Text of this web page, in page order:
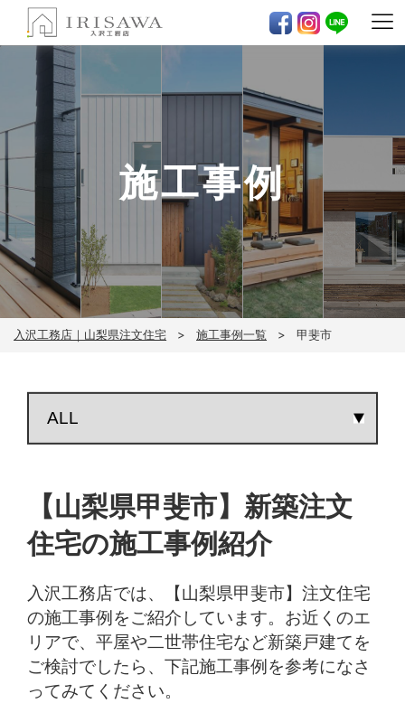
施工事例
入沢工務店｜山梨県注文住宅 施工事例一覧 甲斐市
【山梨県甲斐市】新築注文
住宅の施工事例紹介
入沢工務店では、【山梨県甲斐市】注文住宅
の施工事例をご紹介しています。お近くのエ
リアで、平屋や二世帯住宅など新築戸建てを
ご検討でしたら、下記施工事例を参考になさ
ってみてください。